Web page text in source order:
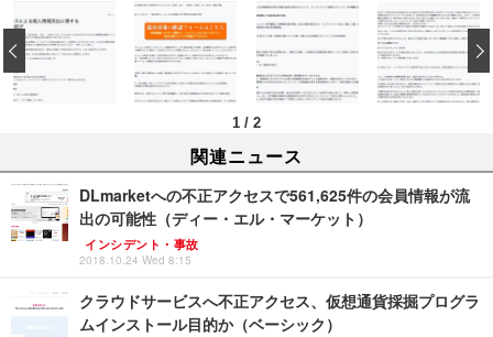
1 / 2
‹
関連ニュース
DLmarketへの不正アクセスで561,625件の会員情報が流
出の可能性（ディー・エル・マーケット）
インシデント・事故
2018.10.24 Wed 8:15
クラウドサービスへ不正アクセス、仮想通貨採掘プログラ
ムインストール目的か（ベーシック）